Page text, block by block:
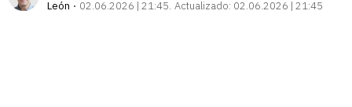
León
02.06.2026 | 21:45 Actualizado: 02.06.2026 | 21:45